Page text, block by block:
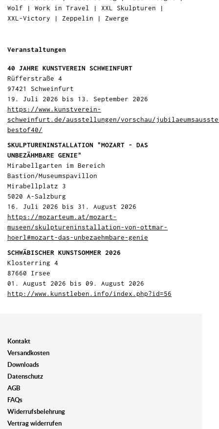
Wolf | Work in Travel | XXL Skulpturen |
XXL-Victory | Zeppelin | Zwerge
Veranstaltungen
40 JAHRE KUNSTVEREIN SCHWEINFURT
Rüfferstraße 4
97421 Schweinfurt
19. Juli 2026 bis 13. September 2026
https://www.kunstverein-
schweinfurt.de/ausstellungen/vorschau/
bestof40/
SKULPTURENINSTALLATION "MOZART - DAS
UNBEZÄHMBARE GENIE"
Mirabellgarten im Bereich
Bastion/Museumspavillon
Mirabellplatz 3
5020 A-Salzburg
16. Juli 2026 bis 31. August 2026
https://mozarteum.at/mozart-
museen/skulptureninstallation-von-ottmar-
hoerl#mozart-das-unbezaehmbare-genie
SCHWÄBISCHER KUNSTSOMMER 2026
Klosterring 4
87660 Irsee
01. August 2026 bis 09. August 2026
http://www.kunstleben.info/index.php?id=56
Kontakt
Versandkosten
Downloads
Datenschutz
AGB
FAQs
Widerrufsbelehrung
Vertrag widerrufen